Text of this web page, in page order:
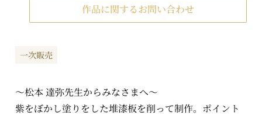
一次販売
～松本 達弥先生からみなさまへ～
紫をぼかし塗りをした堆漆板を削って制作。ポイント
作品に関するお問い合わせ